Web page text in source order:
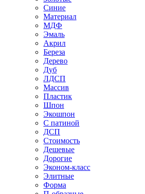
Синие
Материал
МДФ
Эмаль
Акрил
Береза
Дерево
Дуб
ЛДСП
Массив
Пластик
Шпон
Экошпон
С патиной
ДСП
Стоимость
Дешевые
Дорогие
Эконом-класс
Элитные
Форма